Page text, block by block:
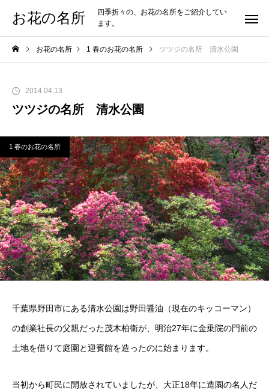
お花の名所
四季折々の、お花の名所をご紹介してい
ます。
お花の名所 1 春のお花の名所 ツツジの名所 清水公園
2014.04.13
ツツジの名所 清水公園
1 春のお花の名所
千葉県野田市にある清水公園は野田醤油（現在のキッコーマン）
の創業社長の父親だった茂木柏衛が、明治27年に金乗院の門前の
土地を借りて庭園と迎賓館を造ったのに始まります。
当初から町民に開放されていましたが、大正18年に造園の名人だ